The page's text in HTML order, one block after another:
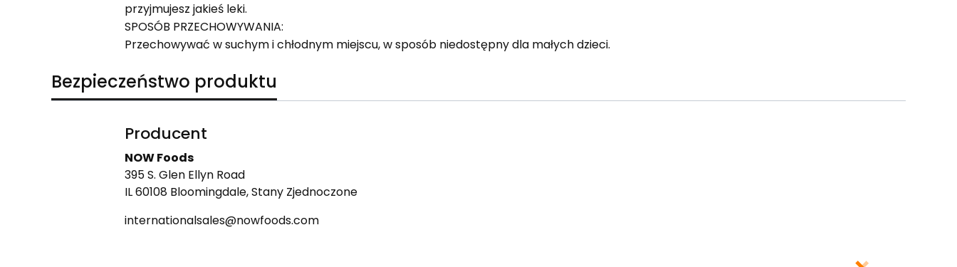
przyjmujesz jakieś leki.
SPOSÓB PRZECHOWYWANIA:
Przechowywać w suchym i chłodnym miejscu, w sposób niedostępny dla małych dzieci.
Bezpieczeństwo produktu
Producent
NOW Foods
395 S. Glen Ellyn Road
IL 60108 Bloomingdale, Stany Zjednoczone
internationalsales@nowfoods.com